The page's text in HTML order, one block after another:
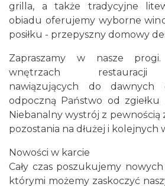
grilla, a także tradycyjne
obiadu oferujemy wyborne
posiłku - przepyszny domowy
Zapraszamy w nasze
wnętrzach restauracji
nawiązujących do dawnych
odpoczną Państwo od zgiełku
Niebanalny wystrój z pewnością
pozostania na dłużej i kolejnych
Nowości w karcie
Cały czas poszukujemy
którymi możemy zaskoczyć